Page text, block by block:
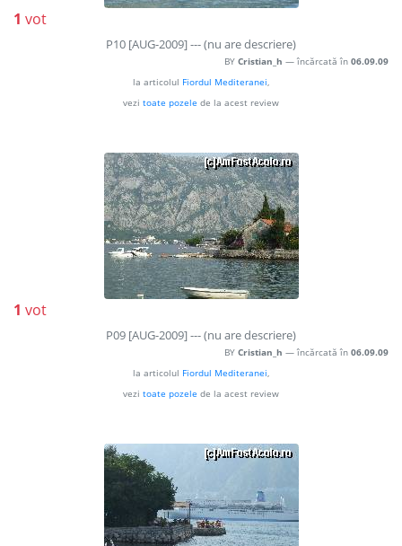
1 vot
P10 [AUG-2009] --- (nu are descriere)
BY Cristian_h — încărcată în 06.09.09
la articolul Fiordul Mediteranei,
vezi toate pozele de la acest review
1 vot
P09 [AUG-2009] --- (nu are descriere)
BY Cristian_h — încărcată în 06.09.09
la articolul Fiordul Mediteranei,
vezi toate pozele de la acest review